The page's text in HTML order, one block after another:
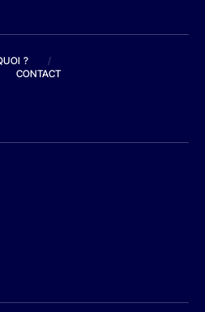
?
/
CONTACT